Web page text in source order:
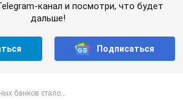
канал и посмотри, что будет
дальше!
Подписаться
банков стало...